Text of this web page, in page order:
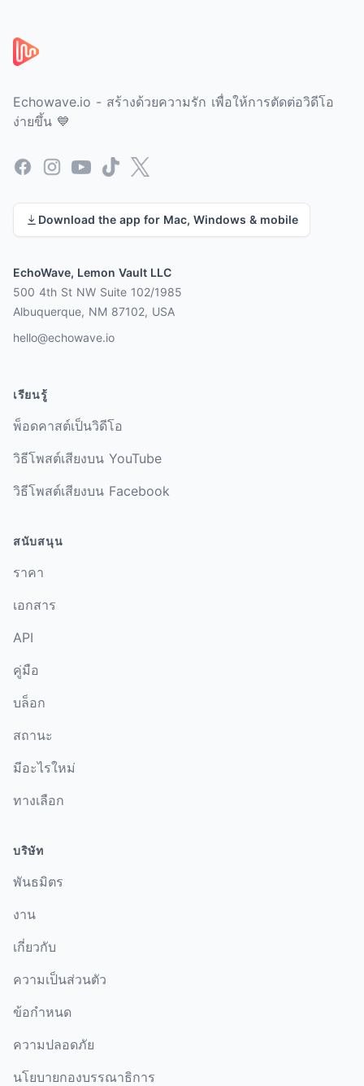
Echowave.io - สร้างด้วยความรัก เพื่อให้การตัดต่อวิดีโอ
ง่ายขึ้น 💙
Facebook
InstagramYouTubeTikTok
X
Download the app for Mac, Windows & mobile
EchoWave, Lemon Vault LLC
500 4th St NW Suite 102/1985
Albuquerque, NM 87102, USA
hello@echowave.io
เรียนรู้
พ็อดคาสต์เป็นวิดีโอ
วิธีโพสต์เสียงบน YouTube
วิธีโพสต์เสียงบน Facebook
สนับสนุน
ราคา
เอกสาร
API
คู่มือ
บล็อก
สถานะ
มีอะไรใหม่
ทางเลือก
บริษัท
พันธมิตร
งาน
เกี่ยวกับ
ความเป็นส่วนตัว
ข้อกำหนด
ความปลอดภัย
นโยบายกองบรรณาธิการ